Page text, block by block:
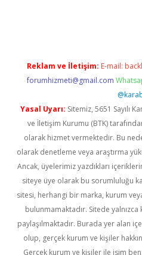
Reklam ve İletişim: E-mail:
forumhizmeti@gmail.com
Yasal Uyarı: Sitemiz, 5651 Sayılı
ve İletişim Kurumu (BTK)
olarak hizmet vermektedir. Bu
olarak denetleme veya araştırma
Ancak, üyelerimiz yazdıkları
siteye üye olarak bu sorumluluğu
sitesi, herhangi bir marka, kurum
bulunmamaktadır. Sitede yalnızca
paylaşılmaktadır. Burada yer alan
olup, gerçek kurum ve kişiler
Gerçek kurum ve kişiler ile isim